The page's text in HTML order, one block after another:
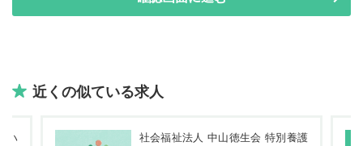
近くの似ている求人
ハ
社会福祉法人 中山徳生会 特別養護